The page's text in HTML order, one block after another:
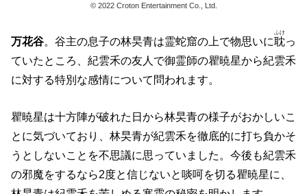
© 2022 Croton Entertainment Co., Ltd.
万花谷。谷主の息子の林旲青は霊蛇窟の上で物思いに耽
ふけ
っ
ていたところ、紀雲禾の友人で御霊師の瞿暁星から紀雲禾
に対する特別な感情について問われます。
瞿暁星は十方陣が破れた日から林旲青の様子がおかしいこ
とに気づいており、林旲青が紀雲禾を徹底的に打ち負かそ
うとしないことを不思議に思っていました。今後も紀雲禾
の邪魔をするなら2度と信じないと啖呵を切る瞿暁星に、